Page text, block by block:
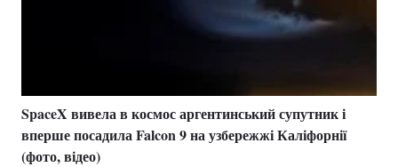
SpaceX вивела в космос аргентинський супутник і
вперше посадила Falcon 9 на узбережжі Каліфорнії
(фото, відео)